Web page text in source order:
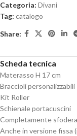
Categoria: Divani
Tag: catalogo
Share:
Scheda tecnica
Materasso H 17 cm
Braccioli personalizzabili
Kit Roller
Schienale portacuscini
Completamente
Anche in versione fissa